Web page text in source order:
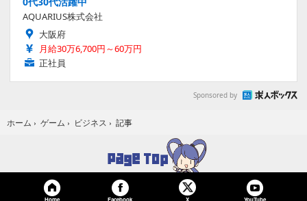
AQUARIUS株式会社
大阪府
月給30万6,700円～60万円
正社員
Sponsored by
ホーム › ゲーム › ビジネス › 記事
Home Facebook X YouTube